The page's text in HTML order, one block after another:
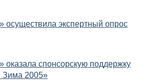
экспертный опрос
спонсорскую поддержку
Зима 2005»